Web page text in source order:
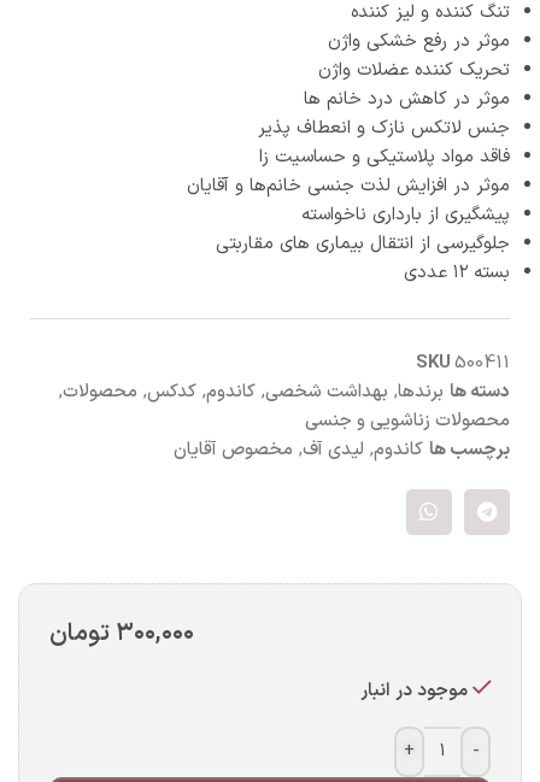
تنگ کننده و لیز کننده
موثر در رفع خشکی واژن
تحریک کننده عضلات واژن
موثر در کاهش درد خانم ها
جنس لاتکس نازک و انعطاف پذیر
فاقد مواد پلاستیکی و حساسیت زا
موثر در افزایش لذت جنسی خانم‌ها و آقایان
پیشگیری از بارداری ناخواسته
جلوگیرسی از انتقال بیماری های مقاربتی
بسته ۱۲ عددی
SKU500411
دسته ها برندها, بهداشت شخصی, کاندوم, کدکس, محصولات,
محصولات زناشویی و جنسی
برچسب ها کاندوم, لیدی آف, مخصوص آقایان
۳۰۰,۰۰۰ تومان
موجود در انبار
-
+